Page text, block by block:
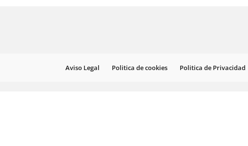
Aviso Legal Politica de cookies Politica de Privacidad